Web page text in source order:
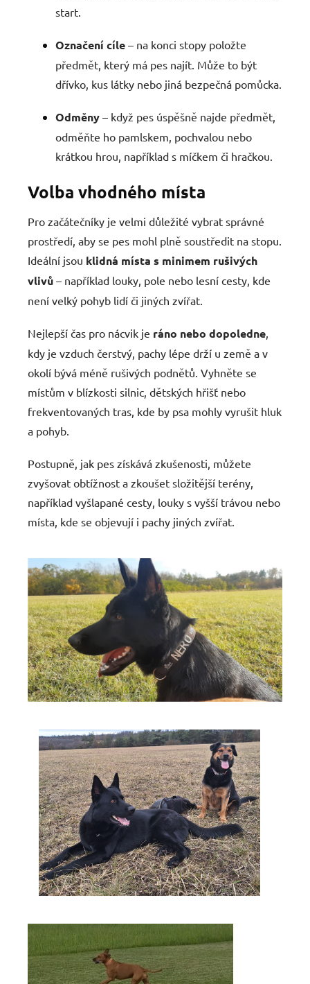
start.
Označení cíle – na konci stopy položte
předmět, který má pes najít. Může to být
dřívko, kus látky nebo jiná bezpečná pomůcka.
Odměny – když pes úspěšně najde předmět,
odměňte ho pamlskem, pochvalou nebo
krátkou hrou, například s míčkem či hračkou.
Volba vhodného místa
Pro začátečníky je velmi důležité vybrat správné
prostředí, aby se pes mohl plně soustředit na stopu.
Ideální jsou klidná místa s minimem rušivých
vlivů – například louky, pole nebo lesní cesty, kde
není velký pohyb lidí či jiných zvířat.
Nejlepší čas pro nácvik je ráno nebo dopoledne
kdy je vzduch čerstvý, pachy lépe drží u země a v
okolí bývá méně rušivých podnětů. Vyhněte se
místům v blízkosti silnic, dětských hřišť nebo
frekventovaných tras, kde by psa mohly vyrušit hluk
a pohyb.
Postupně, jak pes získává zkušenosti, můžete
zvyšovat obtížnost a zkoušet složitější terény,
například vyšlapané cesty, louky s vyšší trávou nebo
místa, kde se objevují i pachy jiných zvířat.